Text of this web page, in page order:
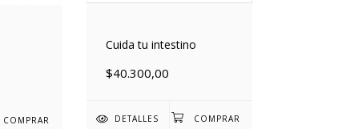
Cuida tu intestino
$40.300,00
DETALLES